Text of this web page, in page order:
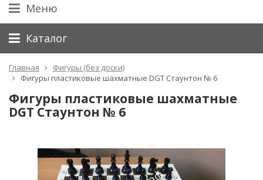
Меню
Каталог
Главная
Фигуры (без доски)
Фигуры пластиковые шахматные DGT Стаунтон № 6
Фигуры пластиковые шахматные
DGT Стаунтон № 6